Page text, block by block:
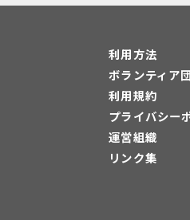
利用方法
ボランティア
利用規約
プライバシー
運営組織
リンク集